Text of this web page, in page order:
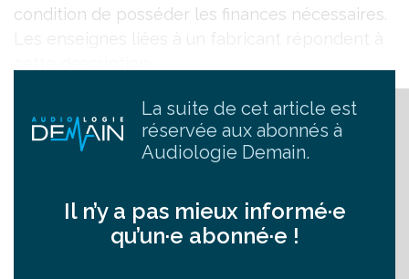
condition de posséder les finances nécessaires.
Les enseignes liées à un fabricant répondent à
La suite de cet article est
réservée aux abonnés à
Audiologie Demain.
Il n’y a pas mieux informé·e
qu’un·e abonné·e !